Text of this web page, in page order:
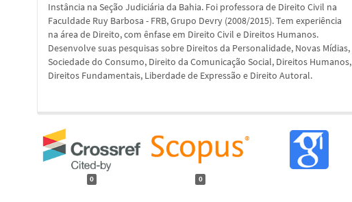
Instância na Seção Judiciária da Bahia. Foi professora de Direito Civil na
Faculdade Ruy Barbosa - FRB, Grupo Devry (2008/2015). Tem experiência
na área de Direito, com ênfase em Direito Civil e Direitos Humanos.
Desenvolve suas pesquisas sobre Direitos da Personalidade, Novas Mídias,
Sociedade do Consumo, Direito da Comunicação Social, Direitos Humanos,
Direitos Fundamentais, Liberdade de Expressão e Direito Autoral.
0 0